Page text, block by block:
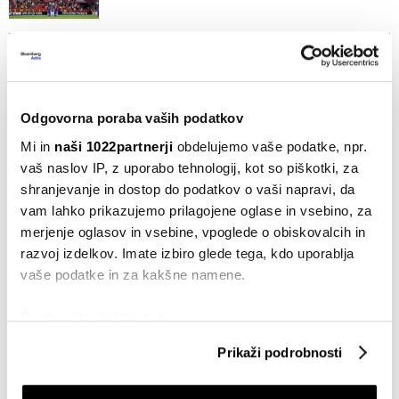
Odgovorna poraba vaših podatkov
Mi in naši 1022partnerji obdelujemo vaše podatke, npr.
vaš naslov IP, z uporabo tehnologij, kot so piškotki, za
shranjevanje in dostop do podatkov o vaši napravi, da
vam lahko prikazujemo prilagojene oglase in vsebino, za
merjenje oglasov in vsebine, vpoglede o obiskovalcih in
razvoj izdelkov. Imate izbiro glede tega, kdo uporablja
vaše podatke in za kakšne namene.
Če dovolite, želimo tudi:
Zbirati informacije o vaši geografski lokaciji, ki so
Identificirati napravo z aktivnim preverjanjem
Prikaži podrobnosti
Evropa brez dovolj raket tvega
zaostanek v vesoljski obrambi
Celina, ki se stara brez dedičev
19.07.2026
VSE NOVICE IZ RUBRIKE BUSINESSWEEK ADRIA